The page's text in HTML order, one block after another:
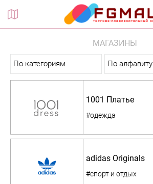
Планы этажей
МАГАЗИНЫ
По категориям По алфавиту
1001 Платье
#одежда
adidas Originals
#спорт и отдых